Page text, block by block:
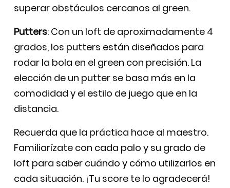
superar obstáculos cercanos al green.
Putters: Con un loft de aproximadamente 4
grados, los putters están diseñados para
rodar la bola en el green con precisión. La
elección de un putter se basa más en la
comodidad y el estilo de juego que en la
distancia.
Recuerda que la práctica hace al maestro.
Familiarízate con cada palo y su grado de
loft para saber cuándo y cómo utilizarlos en
cada situación. ¡Tu score te lo agradecerá!